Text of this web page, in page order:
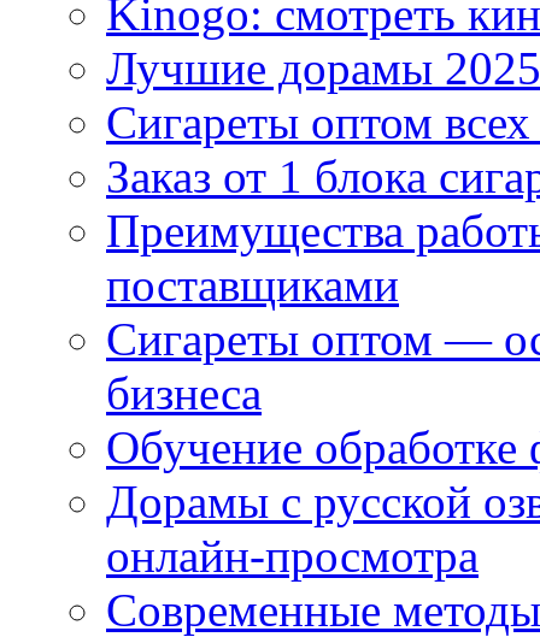
Kinogo: смотреть
Лучшие дорамы
Сигареты оптом
Заказ от 1 блока
Преимущества
поставщиками
Сигареты оптом —
бизнеса
Обучение
Дорамы с русской
онлайн-просмотра
Современные